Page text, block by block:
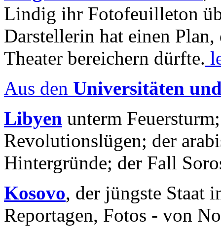
Lindig ihr Fotofeuilleton
Darstellerin hat einen Plan,
Theater bereichern dürfte.
Aus den Universitäten
Libyen unterm
Revolutionslügen; der
Hintergründe; der Fall
Kosovo, der jüngste Staat
Reportagen, Fotos - von